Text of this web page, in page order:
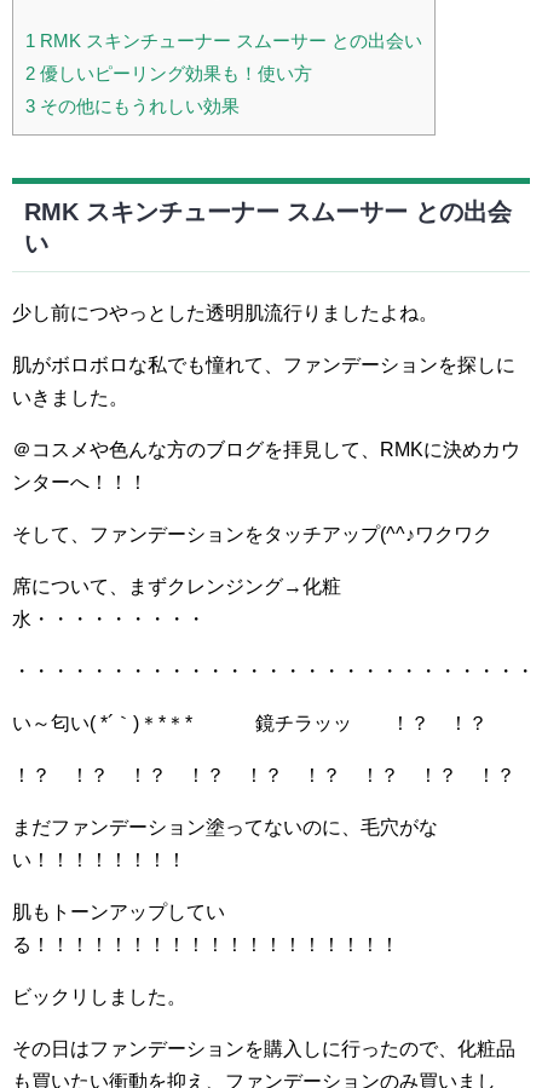
1 RMK スキンチューナー スムーサー との出会い
2 優しいピーリング効果も！使い方
3 その他にもうれしい効果
RMK スキンチューナー スムーサー との出会
い
少し前につやっとした透明肌流行りましたよね。
肌がボロボロな私でも憧れて、ファンデーションを探しに
いきました。
＠コスメや色んな方のブログを拝見して、RMKに決めカウ
ンターへ！！！
そして、ファンデーションをタッチアップ(^^♪ワクワク
席について、まずクレンジング→化粧
水・・・・・・・・・
・・・・・・・・・・・・・・・・・・・・・・・・・・・
い～匂い( *´｀)＊*＊* 鏡チラッッ ！？ ！？
！？ ！？ ！？ ！？ ！？ ！？ ！？ ！？ ！？
まだファンデーション塗ってないのに、毛穴がな
い！！！！！！！！
肌もトーンアップしてい
る！！！！！！！！！！！！！！！！！！！
ビックリしました。
その日はファンデーションを購入しに行ったので、化粧品
も買いたい衝動を抑え、ファンデーションのみ買いまし